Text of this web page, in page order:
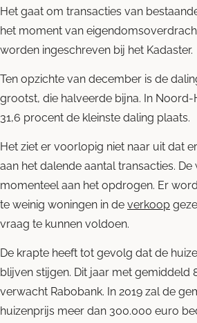
Het gaat om transacties van
het moment van
worden ingeschreven bij het Kadaster.
Ten opzichte van december is de
grootst, die halveerde bijna. In
31,6 procent de kleinste daling plaats.
Het ziet er voorlopig niet naar uit dat
aan het dalende aantal transacties.
momenteel aan het opdrogen. Er
te weinig woningen in de verkoop
vraag te kunnen voldoen.
De krapte heeft tot gevolg dat de
blijven stijgen. Dit jaar met gemiddeld
verwacht Rabobank. In 2019 zal de
huizenprijs meer dan 300.000 euro